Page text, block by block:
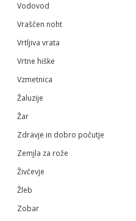
Vodovod
Vraščen noht
Vrtljiva vrata
Vrtne hiške
Vzmetnica
Žaluzije
Žar
Zdravje in dobro počutje
Zemjla za rože
Živčevje
Žleb
Zobar